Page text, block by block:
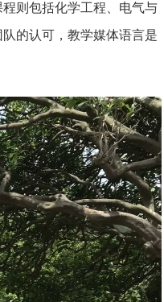
则包括化学工程、电气与
的认可，教学媒体语言是